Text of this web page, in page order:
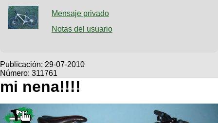
Galeria
Bicicletas
Viajes
Descenso
Dirt
SUBÃ
Buscar
Ultimos
Fotos
BicicleterÃ­
Bicicletas
Tandem
Videos
Cicloturismo
Mensaje privado
Notas del usuario
Publicación: 29-07-2010
Número: 311761
mi nena!!!!